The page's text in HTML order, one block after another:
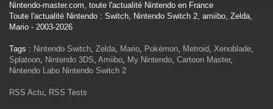
Nintendo-master.com, toute l'actualité Nintendo en France
Toute l'actualité Nintendo : Switch, Nintendo Switch 2, amiibo, Zelda,
Mario - 2003-2026
Tags : Nintendo Switch, Zelda, Mario, Pokémon, Metroid, Xenoblade,
Splatoon, Nintendo 3DS, Amiibo, My Nintendo, Cartoon Master,
Nintendo Labo Nintendo Switch 2
RSS Actu, RSS Tests